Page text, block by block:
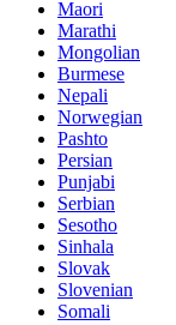
Maori
Marathi
Mongolian
Burmese
Nepali
Norwegian
Pashto
Persian
Punjabi
Serbian
Sesotho
Sinhala
Slovak
Slovenian
Somali